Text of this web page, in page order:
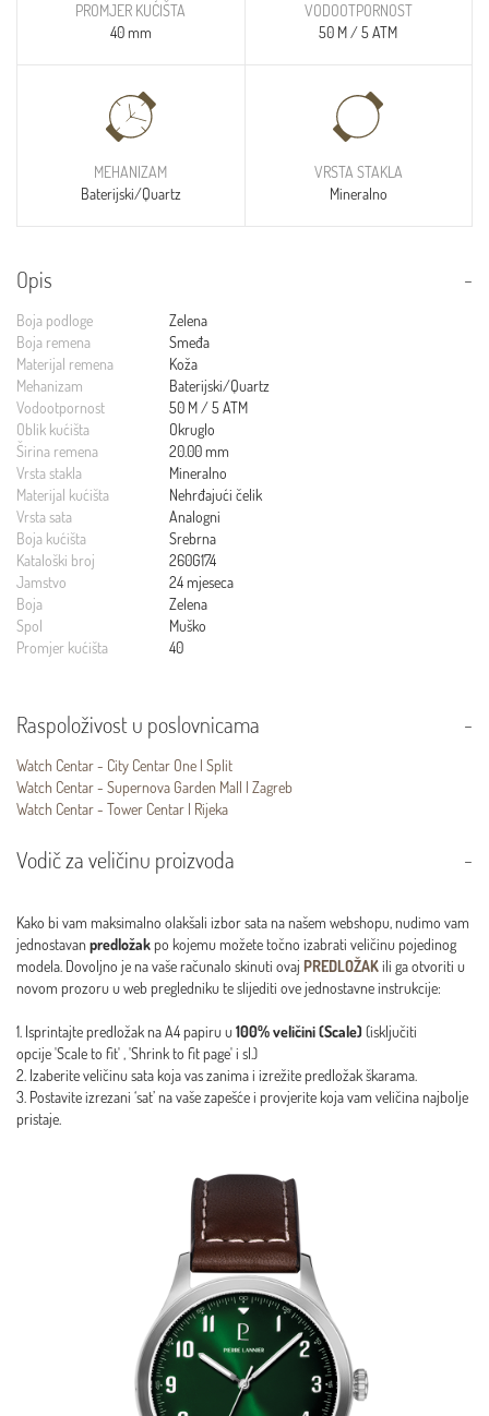
PROMJER KUĆIŠTA
40 mm
VODOOTPORNOST
50 M / 5 ATM
MEHANIZAM
Baterijski/Quartz
VRSTA STAKLA
Mineralno
Opis
Boja podloge
Zelena
Boja remena
Smeđa
Materijal remena
Koža
Mehanizam
Baterijski/Quartz
Vodootpornost
50 M / 5 ATM
Oblik kućišta
Okruglo
Širina remena
20.00 mm
Vrsta stakla
Mineralno
Materijal kućišta
Nehrđajući čelik
Vrsta sata
Analogni
Boja kućišta
Srebrna
Kataloški broj
260G174
Jamstvo
24 mjeseca
Boja
Zelena
Spol
Muško
Promjer kućišta
40
Raspoloživost u poslovnicama
Watch Centar - City Centar One | Split
Watch Centar - Supernova Garden Mall | Zagreb
Watch Centar - Tower Centar | Rijeka
Vodič za veličinu proizvoda
Kako bi vam maksimalno olakšali izbor sata na našem webshopu, nudimo vam
jednostavan predložakpo kojemu možete točno izabrati veličinu pojedinog
modela. Dovoljno je na vaše računalo skinuti ovaj PREDLOŽAKili ga otvoriti u
novom prozoru u web pregledniku te slijediti ove jednostavne instrukcije:
1. Isprintajte predložak na A4 papiru u100% veličini (Scale) (isključiti
opcije 'Scale to fit' , 'Shrink to fit page' i sl.)
2. Izaberite veličinu sata koja vas zanima i izrežite predložak škarama.
3. Postavite izrezani ‘sat’ na vaše zapešće i provjerite koja vam veličina najbolje
pristaje.